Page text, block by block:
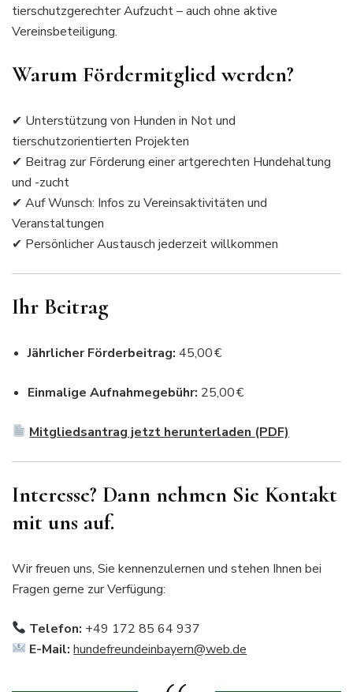
tierschutzgerechter Aufzucht – auch ohne aktive
Vereinsbeteiligung.
Warum Fördermitglied werden?
✔ Unterstützung von Hunden in Not und
tierschutzorientierten Projekten
✔ Beitrag zur Förderung einer artgerechten Hundehaltung
und -zucht
✔ Auf Wunsch: Infos zu Vereinsaktivitäten und
Veranstaltungen
✔ Persönlicher Austausch jederzeit willkommen
Ihr Beitrag
Jährlicher Förderbeitrag: 45,00 €
Einmalige Aufnahmegebühr: 25,00 €
Mitgliedsantrag jetzt herunterladen (PDF)
Interesse? Dann nehmen Sie Kontakt
mit uns auf.
Wir freuen uns, Sie kennenzulernen und stehen Ihnen bei
Fragen gerne zur Verfügung:
Telefon: +49 172 85 64 937
E-Mail: hundefreundeinbayern@web.de